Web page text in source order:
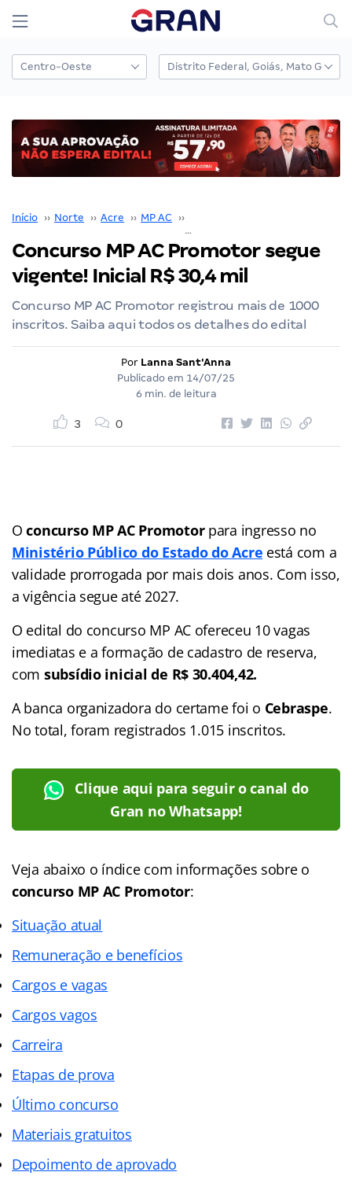
Início ›› Norte ›› Acre ›› MP AC ››
Concurso MP AC Promotor segue
vigente! Inicial R$ 30,4 mil
Concurso MP AC Promotor registrou mais de 1000
inscritos. Saiba aqui todos os detalhes do edital
Por Lanna Sant'Anna
Publicado em 14/07/25
6 min. de leitura
3 0
Oconcurso MP AC Promotorpara ingresso no
Ministério Público do Estado do Acre está com a
validade prorrogada por mais dois anos. Com isso,
a vigência segue até 2027.
O edital do concurso MP AC ofereceu 10 vagas
imediatas e a formação de cadastro de reserva,
com subsídio inicial de R$ 30.404,42.
A banca organizadora do certame foi o Cebraspe.
No total, foram registrados 1.015 inscritos.
Clique aqui para seguir o canal do
Gran no Whatsapp!
Veja abaixo o índicecom informações sobre o
concurso MP AC Promotor:
Situação atual
Remuneração e benefícios
Cargos e vagas
Cargos vagos
Carreira
Etapas de prova
Último concurso
Materiais gratuitos
Depoimento de aprovado